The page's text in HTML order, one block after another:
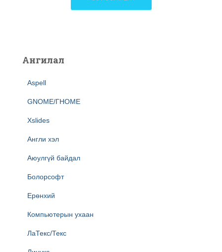
Ангилал
Aspell
GNOME/ГНОМЕ
Xslides
Англи хэл
Аюулгүй байдал
Болорсофт
Ерөнхий
Компьютерын ухаан
ЛаТекс/Текс